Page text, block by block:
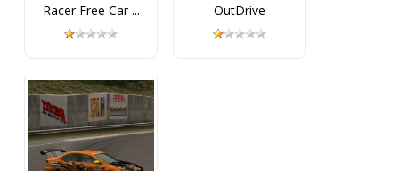
Racer Free Car ... OutDrive